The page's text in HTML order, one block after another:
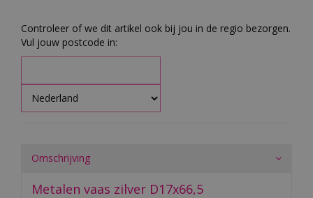
Controleer of we dit artikel ook bij jou in de regio bezorgen.
Vul jouw postcode in:
Omschrijving
Metalen vaas zilver D17x66,5